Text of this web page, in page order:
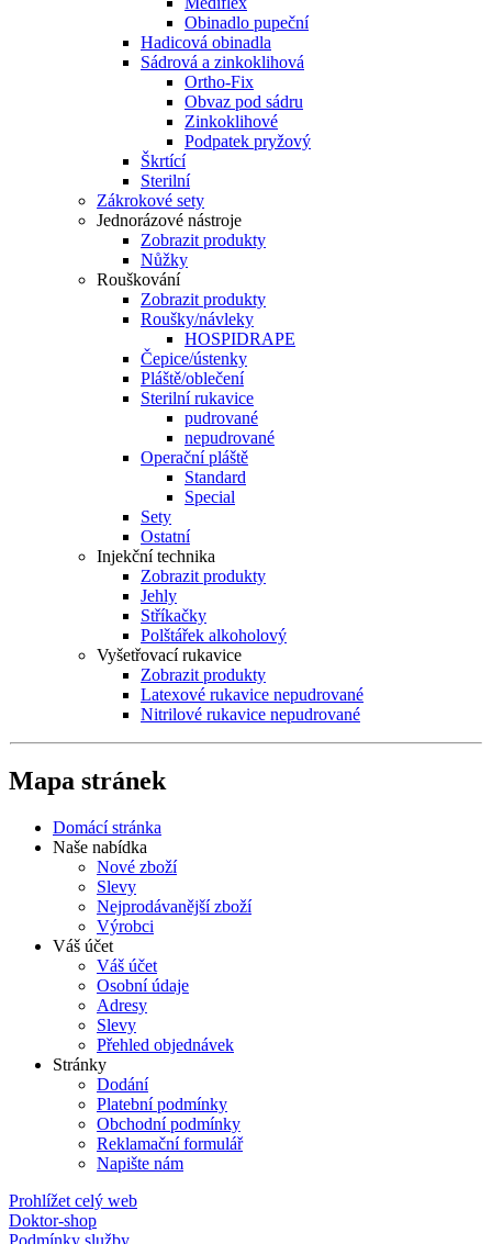
Obinadlo pupeční
Hadicová obinadla
Sádrová a zinkoklihová
Ortho-Fix
Obvaz pod sádru
Zinkoklihové
Podpatek pryžový
Škrtící
Sterilní
Zákrokové sety
Jednorázové nástroje
Zobrazit produkty
Nůžky
Rouškování
Zobrazit produkty
Roušky/návleky
HOSPIDRAPE
Čepice/ústenky
Pláště/oblečení
Sterilní rukavice
pudrované
nepudrované
Operační pláště
Standard
Special
Sety
Ostatní
Injekční technika
Zobrazit produkty
Jehly
Stříkačky
Polštářek alkoholový
Vyšetřovací rukavice
Zobrazit produkty
Latexové rukavice nepudrované
Nitrilové rukavice nepudrované
Mapa stránek
Domácí stránka
Naše nabídka
Nové zboží
Slevy
Nejprodávanější zboží
Výrobci
Váš účet
Váš účet
Osobní údaje
Adresy
Slevy
Přehled objednávek
Stránky
Dodání
Platební podmínky
Obchodní podmínky
Reklamační formulář
Napište nám
Prohlížet celý web
Doktor-shop
Podmínky služby